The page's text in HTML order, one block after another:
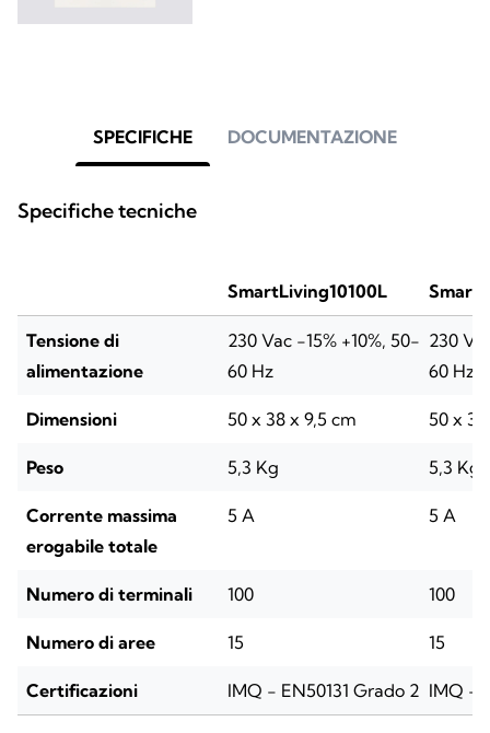
SPECIFICHE DOCUMENTAZIONE
Specifiche tecniche
SmartLiving10100L
Tensione di
alimentazione
230 Vac -15% +10%, 50-
60 Hz
230
60 Hz
Dimensioni 50 x 38 x 9,5 cm 50 x
Peso 5,3 Kg 5,3 Kg
Corrente massima
erogabile totale
5 A 5 A
Numero di terminali 100 100
Numero di aree 15 15
Certificazioni IMQ - EN50131 Grado 2 IMQ -